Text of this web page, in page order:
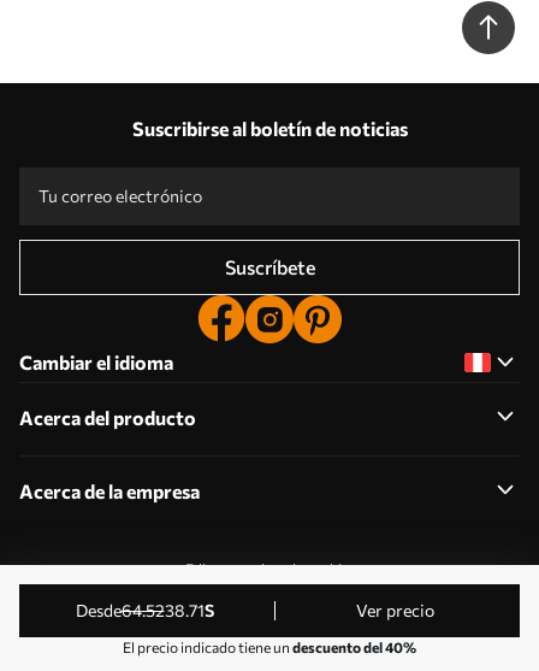
desde64.5238.71S Ver precio
El precio indicado tiene un descuento del 40%
Suscribirse al boletín de noticias
Suscríbete
Cambiar el idioma
Acerca del producto
Acerca de la empresa
Editar permisos de cookies
© 2011-2026 Uwalls . Todos los derechos reservados.
Gestionado por KLW Sp. z o.o. CIF: PL9223057591.